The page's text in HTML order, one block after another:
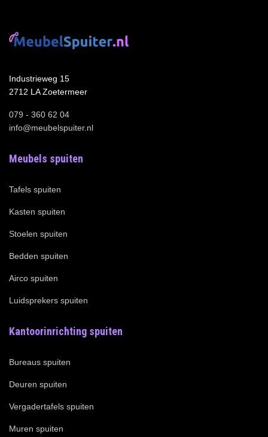
Industrieweg 15
2712 LA Zoetermeer
079 - 360 62 04
info@meubelspuiter.nl
Meubels spuiten
Tafels spuiten
Kasten spuiten
Stoelen spuiten
Bedden spuiten
Airco spuiten
Luidsprekers spuiten
Kantoorinrichting spuiten
Bureaus spuiten
Deuren spuiten
Vergadertafels spuiten
Muren spuiten